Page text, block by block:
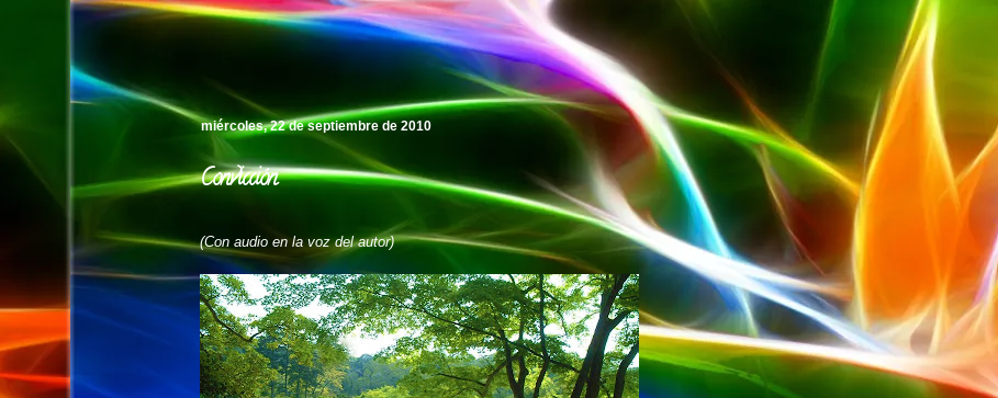
miércoles, 22 de septiembre de 2010
Convicción
(Con audio en la voz del autor)